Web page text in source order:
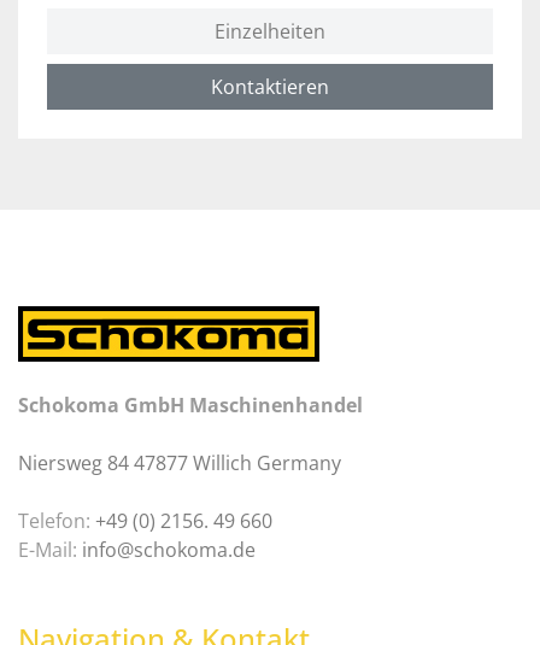
Einzelheiten
Kontaktieren
Schokoma GmbH Maschinenhandel
Niersweg 84 47877 Willich Germany
Telefon: +49 (0) 2156. 49 660
E-Mail: info@schokoma.de